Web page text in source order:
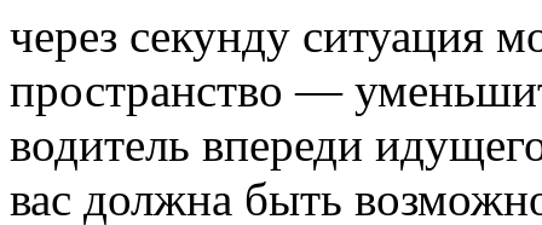
через секунду ситуация
пространство —
водитель впереди
вас должна быть